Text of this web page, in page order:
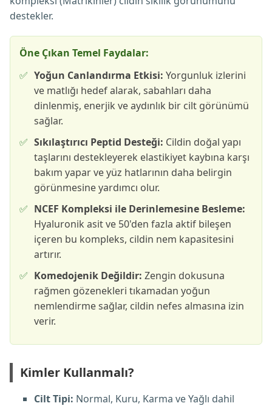
destekler.
Öne Çıkan Temel Faydalar:
✅ Yoğun Canlandırma Etkisi: Yorgunluk izlerini
ve matlığı hedef alarak, sabahları daha
dinlenmiş, enerjik ve aydınlık bir cilt görünümü
sağlar.
✅ Sıkılaştırıcı Peptid Desteği: Cildin doğal yapı
taşlarını destekleyerek elastikiyet kaybına karşı
bakım yapar ve yüz hatlarının daha belirgin
görünmesine yardımcı olur.
✅ NCEF Kompleksi ile Derinlemesine Besleme:
Hyaluronik asit ve 50'den fazla aktif bileşen
içeren bu kompleks, cildin nem kapasitesini
artırır.
✅ Komedojenik Değildir: Zengin dokusuna
rağmen gözenekleri tıkamadan yoğun
nemlendirme sağlar, cildin nefes almasına izin
verir.
Kimler Kullanmalı?
Cilt Tipi: Normal, Kuru, Karma ve Yağlı dahil